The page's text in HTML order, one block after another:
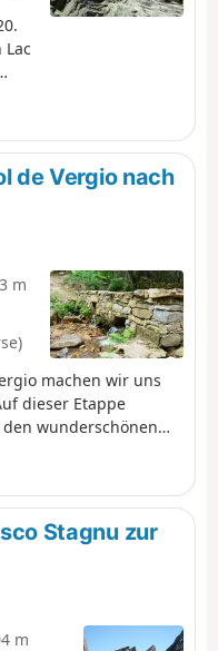
an
de Vergio nach
m
machen wir uns
dieser Etappe
wunderschönen
Stagnu zur
m